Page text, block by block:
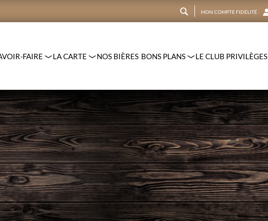
MON COMPTE FIDÉLITÉ
FAIRE LA CARTE NOS BIÈRES BONS PLANS LE CLUB PRIVILÈGES